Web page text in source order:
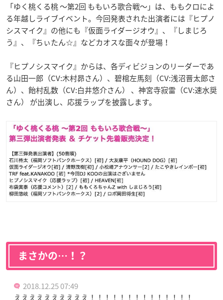
「ゆく桃くる桃 ～第2回 ももいろ歌合戦～」は、ももクロによ
る年越しライブイベント。今回発表された出演者には『ヒプノ
シスマイク』の他にも『仮面ライダージオウ』、『しまじろ
う』、『ちぃたん☆』などカオスな面々が登場！
『ヒプノシスマイク』からは、各ディビジョンのリーダーであ
る山田一郎（CV:木村昴さん）、碧棺左馬刻（CV:浅沼晋太郎さ
ん）、飴村乱数（CV:白井悠介さん） 、神宮寺寂雷（CV:速水奨
さん） が出演し、応援ラップを披露します。
まさかの…！？
2018.12.25 07:49
ええええええええええ！！！！！！！！！！！！！！